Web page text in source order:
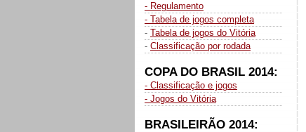
- Regulamento
- Tabela de jogos completa
- Tabela de jogos do Vitória
- Classificação por rodada
COPA DO BRASIL 2014:
- Classificação e jogos
- Jogos do Vitória
BRASILEIRÃO 2014: